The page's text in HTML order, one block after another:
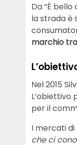
Da “È
la strada è
marchio
Nel 2015
L’obiettivo
per il
I mercati di
che ci